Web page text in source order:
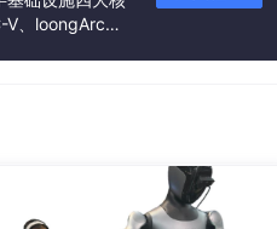
V、loongArc